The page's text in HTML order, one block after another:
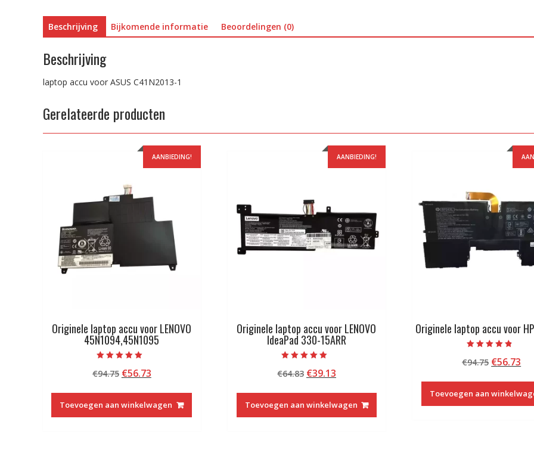
Beschrijving Bijkomende informatie Beoordelingen (0)
Beschrijving
laptop accu voor ASUS C41N2013-1
Gerelateerde producten
AANBIEDING!
Originele laptop accu voor LENOVO
45N1094,45N1095
5.00
van 5
€94.75 Oorspronkelijke
was:
€94.75.
€56.73Huidige
€56.73.
Toevoegen aan winkelwagen
AANBIEDING!
Originele laptop accu voor LENOVO
IdeaPad 330-15ARR
5.00
van 5
€64.83 Oorspronkelijke
was:
€64.83.
€39.13Huidige
€39.13.
Toevoegen aan winkelwagen
Originele laptop accu voor
met
4.50
€94.75
was:
€94.75.
€56.73
Toevoegen aan